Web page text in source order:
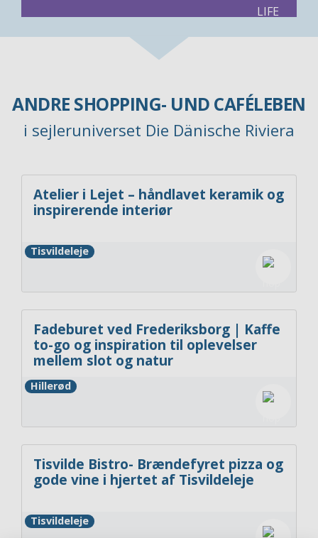
ANDRE SHOPPING- UND CAFÉLEBEN
i sejleruniverset Die Dänische Riviera
Atelier i Lejet – håndlavet keramik og
inspirerende interiør
Tisvildeleje
Fadeburet ved Frederiksborg | Kaffe
to-go og inspiration til oplevelser
mellem slot og natur
Hillerød
Tisvilde Bistro- Brændefyret pizza og
gode vine i hjertet af Tisvildeleje
Tisvildeleje